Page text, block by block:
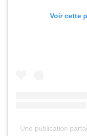
Voir cette
Une publication